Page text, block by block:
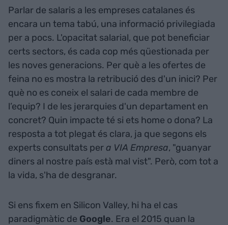
Parlar de salaris a les empreses catalanes és
encara un tema tabú, una informació privilegiada
per a pocs. L'opacitat salarial, que pot beneficiar
certs sectors, és cada cop més qüestionada per
les noves generacions. Per què a les ofertes de
feina no es mostra la retribució des d'un inici? Per
què no es coneix el salari de cada membre de
l’equip? I de les jerarquies d'un departament en
concret? Quin impacte té si ets home o dona? La
resposta a tot plegat és clara, ja que segons els
experts consultats pera VIA Empresa, "guanyar
diners al nostre país està mal vist". Però, com tot a
la vida, s'ha de desgranar.
Si ens fixem en Silicon Valley, hi ha el cas
paradigmàtic de Google. Era el 2015 quan la